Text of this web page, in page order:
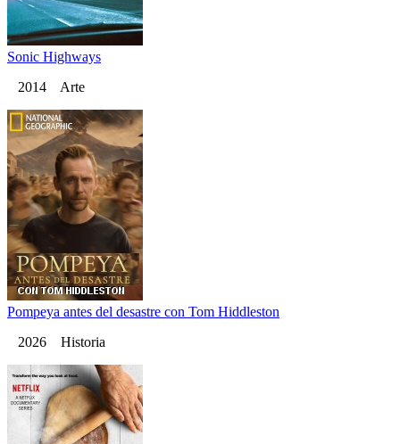
Sonic Highways
2014 Arte
Pompeya antes del desastre con Tom Hiddleston
2026 Historia